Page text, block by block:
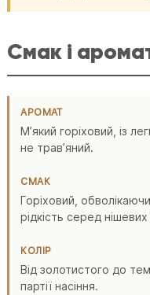
Смак і
АРОМАТ
Мʼякий горіховий, із
не травʼяний.
СМАК
Горіховий,
рідкість серед нішевих
КОЛІР
Від золотистого до
партії насіння.